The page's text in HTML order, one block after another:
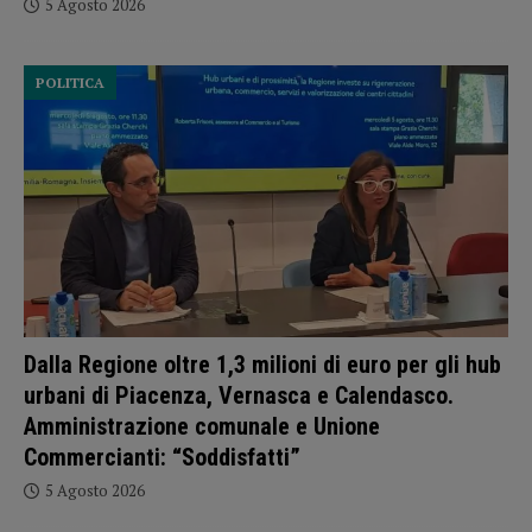
5 Agosto 2026
Dalla Regione oltre 1,3 milioni di euro per gli hub
urbani di Piacenza, Vernasca e Calendasco.
Amministrazione comunale e Unione
Commercianti: “Soddisfatti”
POLITICA
5 Agosto 2026